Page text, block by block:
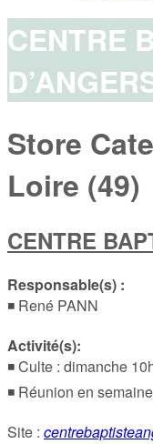
CENTRE
Store
Loire (49)
CENTRE
Responsable(s) :
◾ René PANN
Activité(s):
◾ Culte : dimanche
◾ Réunion en
Site :